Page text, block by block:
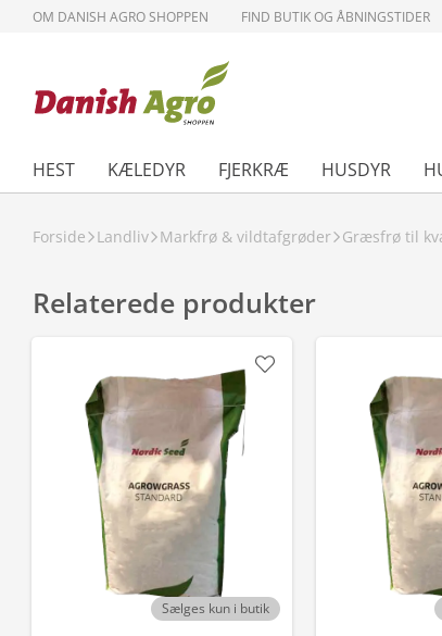
OM DANISH AGRO SHOPPEN FIND BUTIK OG ÅBNINGSTIDER
HEST KÆLEDYR FJERKRÆ HUSDYR
Forside Landliv Markfrø & vildtafgrøder Græsfrø til
Relaterede produkter
Sælges kun i butik